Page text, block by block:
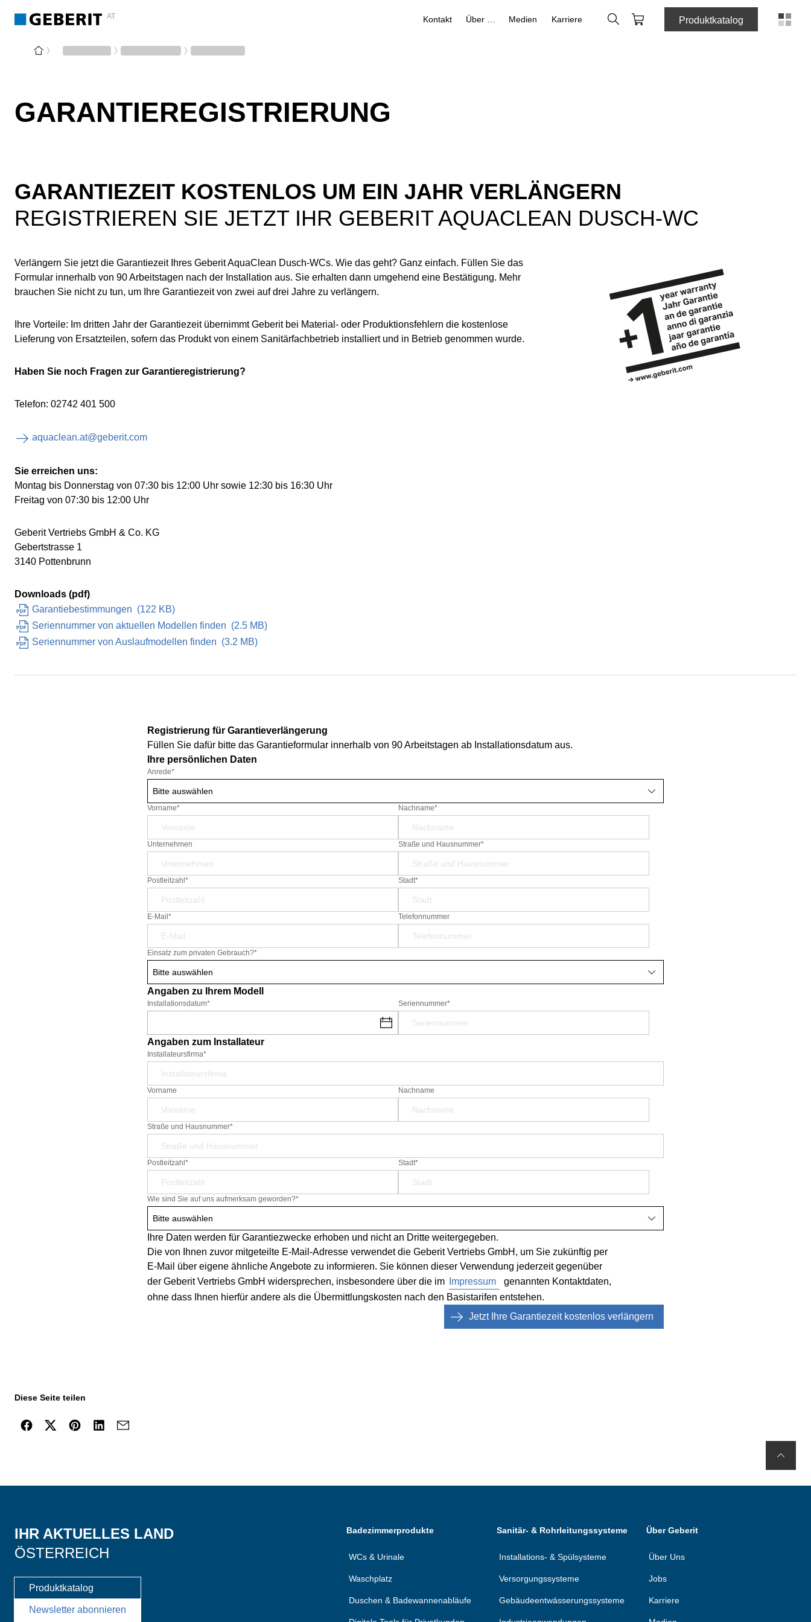
AT Kontakt Medien Karriere Suche WarenkorbProduktkatalog
GARANTIEREGISTRIERUNG
GARANTIEZEIT KOSTENLOS UM EIN JAHR VERLÄNGERN
REGISTRIEREN SIE JETZT IHR GEBERIT AQUACLEAN DUSCH-WC
Verlängern Sie jetzt die Garantiezeit Ihres Geberit AquaClean Dusch-WCs. Wie das geht? Ganz einfach. Füllen Sie das
Formular innerhalb von 90 Arbeitstagen nach der Installation aus. Sie erhalten dann umgehend eine Bestätigung. Mehr
brauchen Sie nicht zu tun, um Ihre Garantiezeit von zwei auf drei Jahre zu verlängern.
Ihre Vorteile: Im dritten Jahr der Garantiezeit übernimmt Geberit bei Material- oder Produktionsfehlern die kostenlose
Lieferung von Ersatzteilen, sofern das Produkt von einem Sanitärfachbetrieb installiert und in Betrieb genommen wurde.
Haben Sie noch Fragen zur Garantieregistrierung?
Telefon: 02742 401 500
aquaclean.at@geberit.com
Sie erreichen uns:
Montag bis Donnerstag von 07:30 bis 12:00 Uhr sowie 12:30 bis 16:30 Uhr
Freitag von 07:30 bis 12:00 Uhr
Geberit Vertriebs GmbH & Co. KG
Gebertstrasse 1
3140 Pottenbrunn
Downloads (pdf)
Garantiebestimmungen (122 KB)
Seriennummer von aktuellen Modellen finden (2.5 MB)
Seriennummer von Auslaufmodellen finden (3.2 MB)
Registrierung für Garantieverlängerung
Füllen Sie dafür bitte das Garantieformular innerhalb von 90 Arbeitstagen ab Installationsdatum aus.
Ihre persönlichen Daten
Anrede*
Bitte auswählen
Vorname* Nachname*
Unternehmen Straße und Hausnummer*
Postleitzahl* Stadt*
E-Mail* Telefonnummer
Einsatz zum privaten Gebrauch?*
Bitte auswählen
Angaben zu Ihrem Modell
Installationsdatum* Seriennummer*
Angaben zum Installateur
Installateursfirma*
Vorname Nachname
Straße und Hausnummer*
Postleitzahl* Stadt*
Wie sind Sie auf uns aufmerksam geworden?*
Bitte auswählen
Ihre Daten werden für Garantiezwecke erhoben und nicht an Dritte weitergegeben.
Die von Ihnen zuvor mitgeteilte E-Mail-Adresse verwendet die Geberit Vertriebs GmbH, um Sie zukünftig per
E-Mail über eigene ähnliche Angebote zu informieren. Sie können dieser Verwendung jederzeit gegenüber
der Geberit Vertriebs GmbH widersprechen, insbesondere über die im
Impressum
genannten Kontaktdaten,
ohne dass Ihnen hierfür andere als die Übermittlungskosten nach den Basistarifen entstehen.
Jetzt Ihre Garantiezeit kostenlos verlängern
Diese Seite teilen
IHR AKTUELLES LAND
ÖSTERREICH
Produktkatalog
Newsletter abonnieren
Badezimmerprodukte
WCs & Urinale
Waschplatz
Duschen & Badewannenabläufe
Sanitär- & Rohrleitungssysteme
Installations- & Spülsysteme
Versorgungssysteme
Gebäudeentwässerungssysteme
Über Geberit
Über Uns
Jobs
Karriere